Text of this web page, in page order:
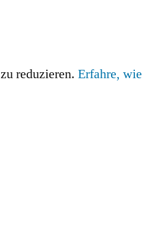
reduzieren.Erfahre, wie